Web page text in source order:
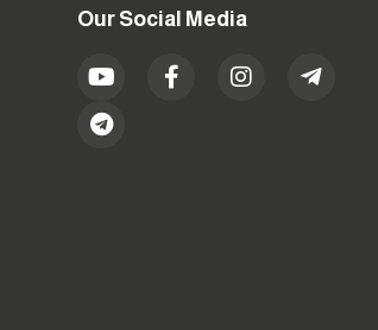
Our Social Media